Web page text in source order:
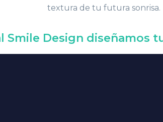
textura de tu futura sonrisa.
Smile Design diseñamos